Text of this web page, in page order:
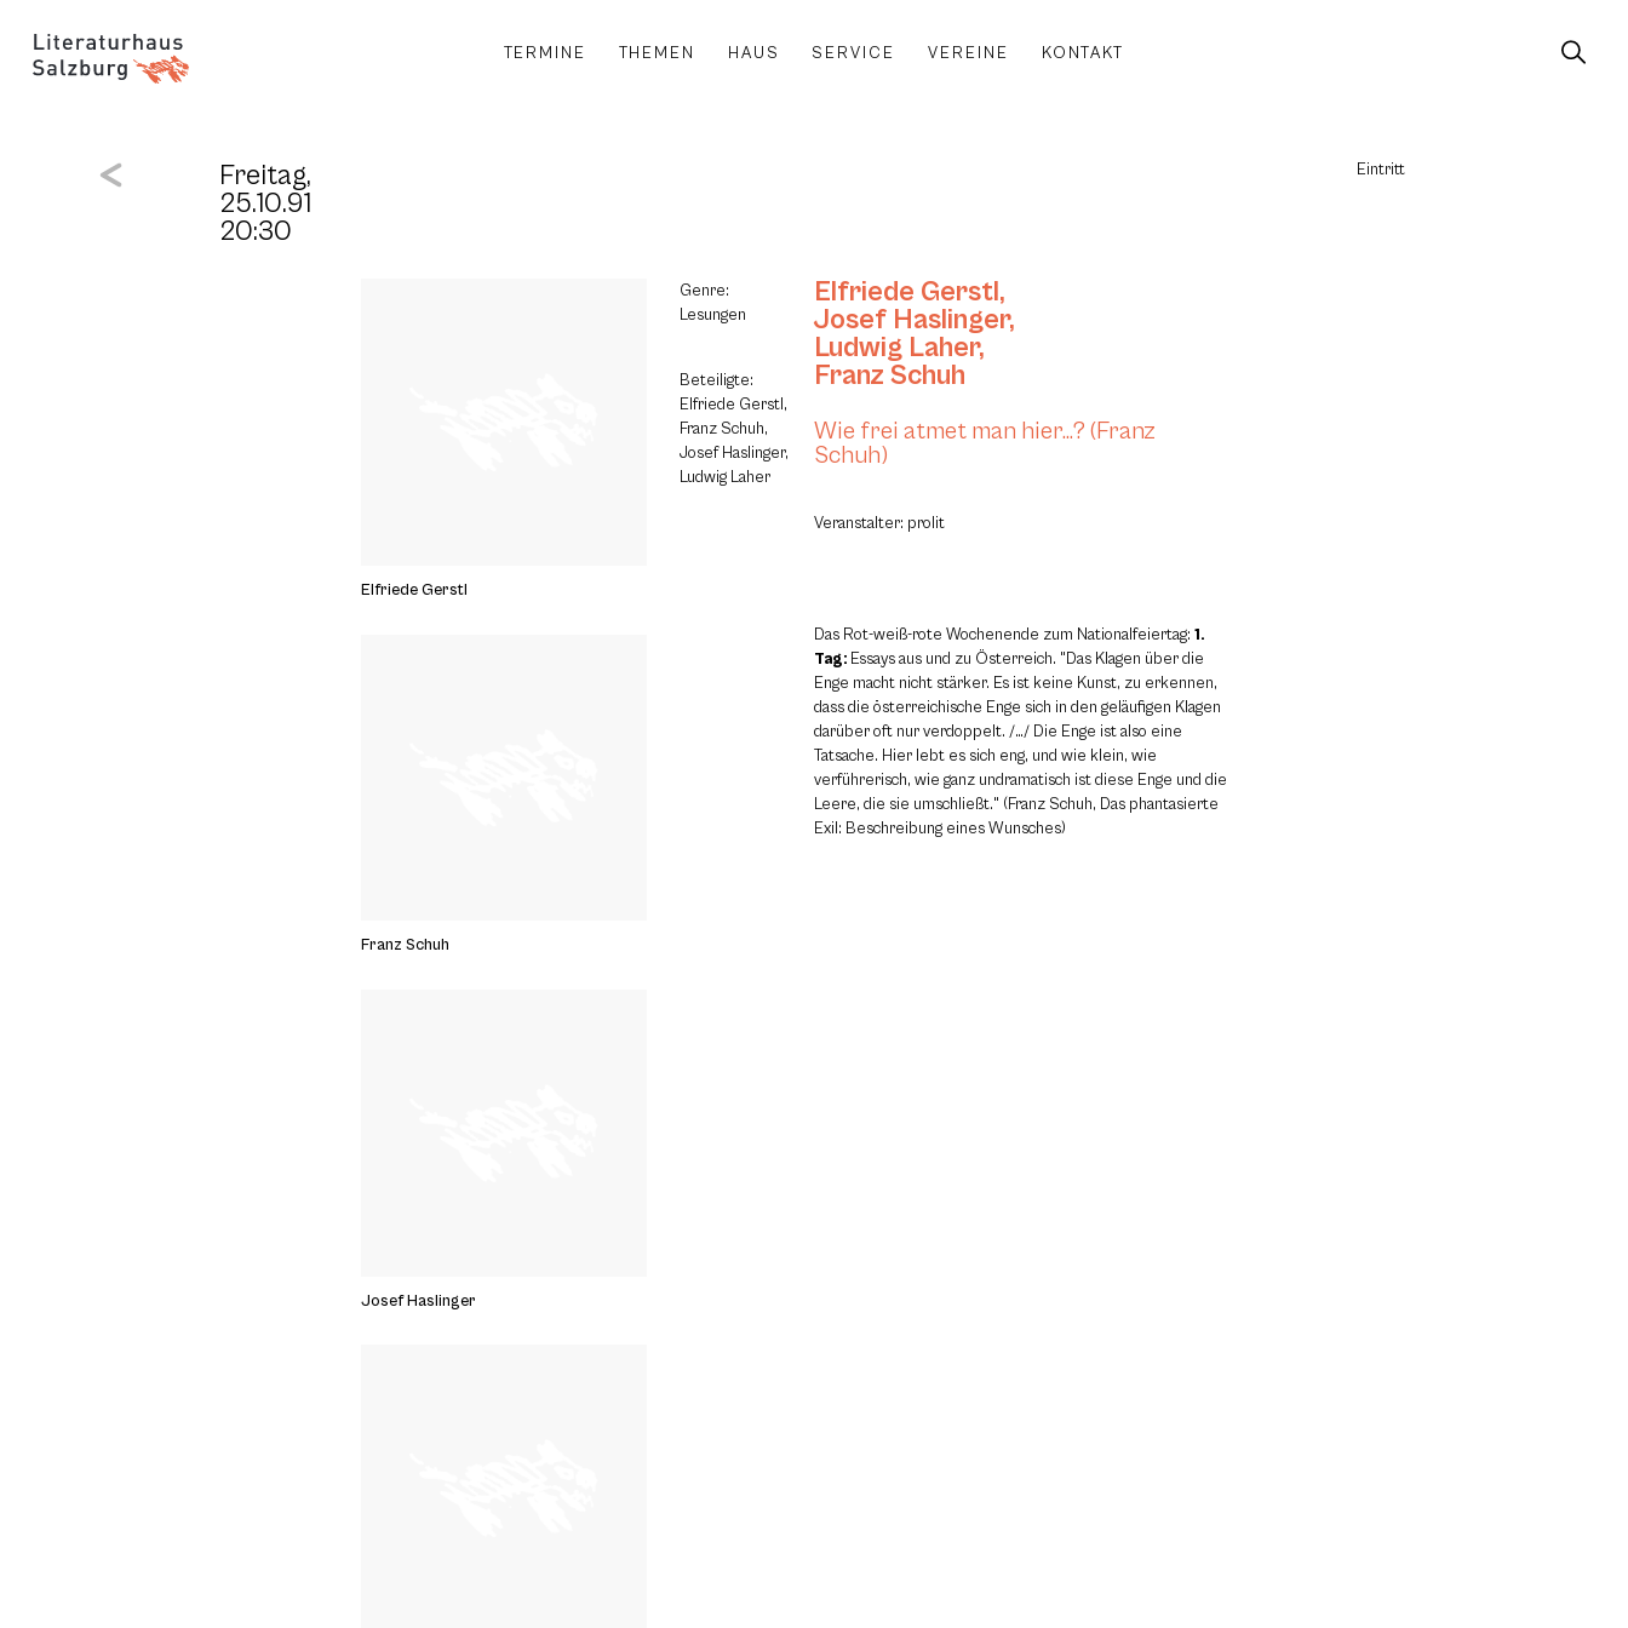
TERMINE THEMEN HAUS SERVICE VEREINE KONTAKT
Freitag,
25.10.91
20:30
Eintritt
Elfriede Gerstl
Franz Schuh
Josef Haslinger
Genre:
Lesungen
Beteiligte:
Elfriede Gerstl,
Franz Schuh,
Josef Haslinger,
Ludwig Laher
Elfriede Gerstl,
Josef Haslinger,
Ludwig Laher,
Franz Schuh
Wie frei atmet man hier…? (Franz
Schuh)
Veranstalter: prolit
Das Rot-weiß-rote Wochenende zum Nationalfeiertag: 1.
Tag: Essays aus und zu Österreich. "Das Klagen über die
Enge macht nicht stärker. Es ist keine Kunst, zu erkennen,
dass die österreichische Enge sich in den geläufigen Klagen
darüber oft nur verdoppelt. /…/ Die Enge ist also eine
Tatsache. Hier lebt es sich eng, und wie klein, wie
verführerisch, wie ganz undramatisch ist diese Enge und die
Leere, die sie umschließt." (Franz Schuh, Das phantasierte
Exil: Beschreibung eines Wunsches)